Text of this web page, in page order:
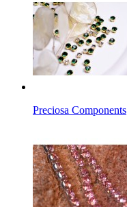
Preciosa Components